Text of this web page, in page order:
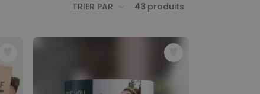
TRIER PAR 43 produits